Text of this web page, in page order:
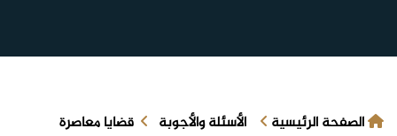
الصفحة الرئيسية الأسئلة والأجوبة قضايا معاصرة